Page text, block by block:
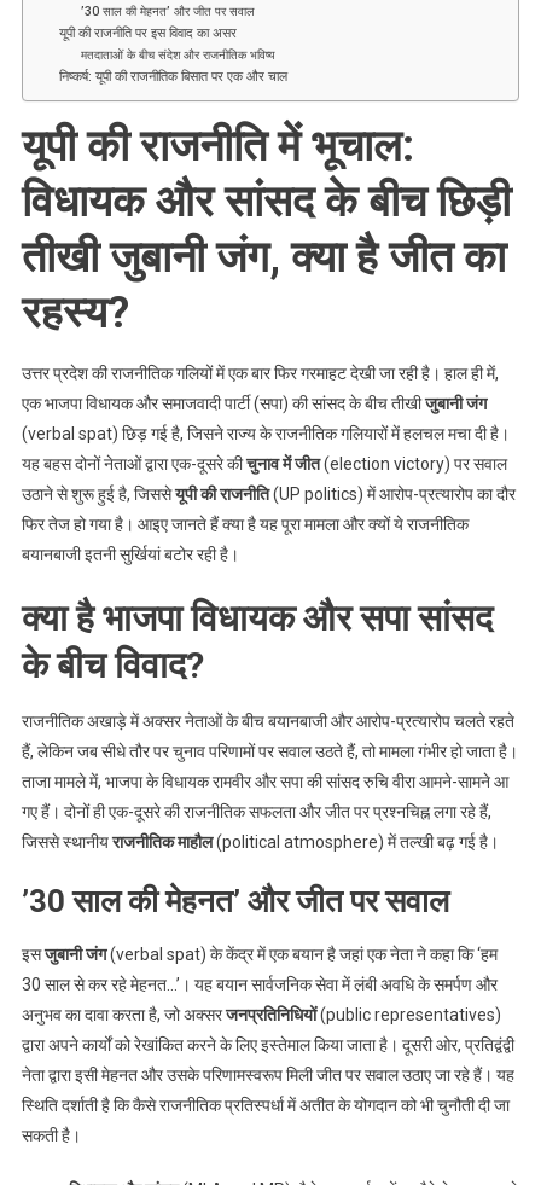
रहस्य?
’30 साल की मेहनत’ और जीत पर सवाल
यूपी की राजनीति पर इस विवाद का असर
मतदाताओं के बीच संदेश और राजनीतिक भविष्य
निष्कर्ष: यूपी की राजनीतिक बिसात पर एक और चाल
यूपी की राजनीति में भूचाल:
विधायक और सांसद के बीच छिड़ी
तीखी जुबानी जंग, क्या है जीत का
रहस्य?
उत्तर प्रदेश की राजनीतिक गलियों में एक बार फिर गरमाहट देखी जा रही है। हाल ही में,
एक भाजपा विधायक और समाजवादी पार्टी (सपा) की सांसद के बीच तीखीजुबानी जंग
(verbal spat) छिड़ गई है, जिसने राज्य के राजनीतिक गलियारों में हलचल मचा दी है।
यह बहस दोनों नेताओं द्वारा एक-दूसरे कीचुनाव में जीत(election victory) पर सवाल
उठाने से शुरू हुई है, जिससेयूपी की राजनीति(UP politics) में आरोप-प्रत्यारोप का दौर
फिर तेज हो गया है। आइए जानते हैं क्या है यह पूरा मामला और क्यों ये राजनीतिक
बयानबाजी इतनी सुर्खियां बटोर रही है।
क्या है भाजपा विधायक और सपा सांसद
के बीच विवाद?
राजनीतिक अखाड़े में अक्सर नेताओं के बीच बयानबाजी और आरोप-प्रत्यारोप चलते रहते
हैं, लेकिन जब सीधे तौर पर चुनाव परिणामों पर सवाल उठते हैं, तो मामला गंभीर हो जाता है।
ताजा मामले में, भाजपा के विधायक रामवीर और सपा की सांसद रुचि वीरा आमने-सामने आ
गए हैं। दोनों ही एक-दूसरे की राजनीतिक सफलता और जीत पर प्रश्नचिह्न लगा रहे हैं,
जिससे स्थानीयराजनीतिक माहौल(political atmosphere) में तल्खी बढ़ गई है।
’30 साल की मेहनत’ और जीत पर सवाल
इसजुबानी जंग(verbal spat) के केंद्र में एक बयान है जहां एक नेता ने कहा कि ‘हम
30 साल से कर रहे मेहनत…’। यह बयान सार्वजनिक सेवा में लंबी अवधि के समर्पण और
अनुभव का दावा करता है, जो अक्सरजनप्रतिनिधियों(public representatives)
द्वारा अपने कार्यों को रेखांकित करने के लिए इस्तेमाल किया जाता है। दूसरी ओर, प्रतिद्वंद्वी
नेता द्वारा इसी मेहनत और उसके परिणामस्वरूप मिली जीत पर सवाल उठाए जा रहे हैं। यह
स्थिति दर्शाती है कि कैसे राजनीतिक प्रतिस्पर्धा में अतीत के योगदान को भी चुनौती दी जा
सकती है।